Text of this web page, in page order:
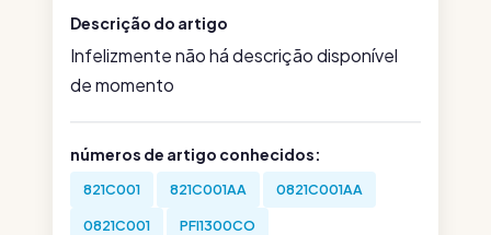
Descrição do artigo
Infelizmente não há descrição disponível
de momento
números de artigo conhecidos:
821C001 821C001AA 0821C001AA
0821C001 PFI1300CO